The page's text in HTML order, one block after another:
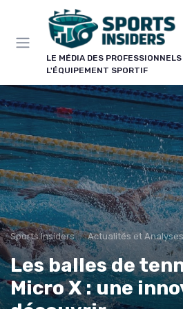
LE MÉDIA DES PROFESSIONNELS
L'ÉQUIPEMENT SPORTIF
Sports Insiders Actualités et Analyses
Les balles de
Micro X : une
LE CLUB SPORTS
Rejoignez
Bons plans sur le matériel
pièces et séries, et les
comparatifs avant leur
équipent un club, une salle
Bons plans matériel
Avant-premières
Panneau de gestion des cookies